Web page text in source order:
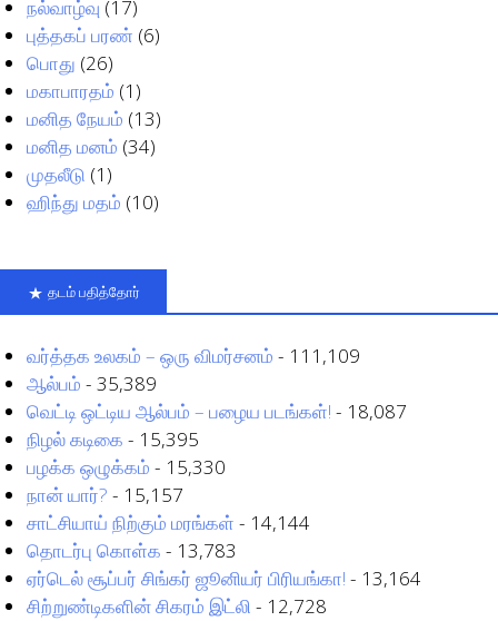
நல்வாழ்வு (17)
புத்தகப் பரண் (6)
பொது (26)
மகாபாரதம் (1)
மனித நேயம் (13)
மனித மனம் (34)
முதலீடு (1)
ஹிந்து மதம் (10)
தடம் பதித்தோர்
வர்த்தக உலகம் – ஒரு விமர்சனம் - 111,109
ஆல்பம் - 35,389
வெட்டி ஒட்டிய ஆல்பம் – பழைய படங்கள்! - 18,087
நிழல் கடிகை - 15,395
பழக்க ஒழுக்கம் - 15,330
நான் யார்? - 15,157
சாட்சியாய் நிற்கும் மரங்கள் - 14,144
தொடர்பு கொள்க - 13,783
ஏர்டெல் சூப்பர் சிங்கர் ஜூனியர் பிரியங்கா! - 13,164
சிற்றுண்டிகளின் சிகரம் இட்லி - 12,728